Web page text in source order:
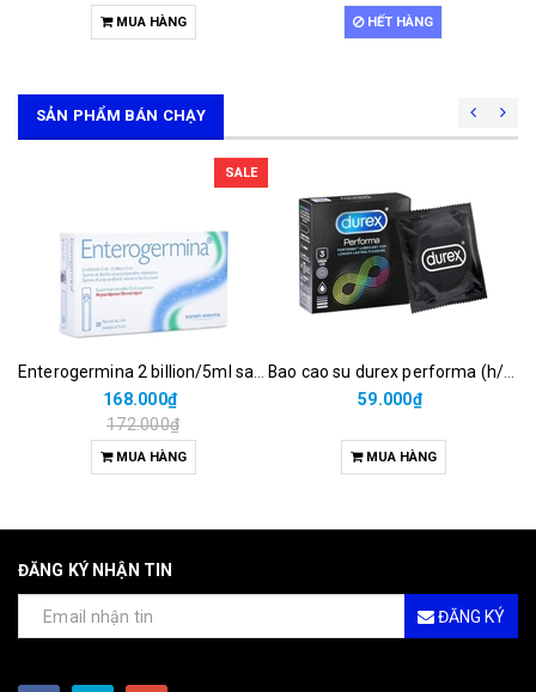
MUA HÀNG HẾT HÀNG
SẢN PHẨM BÁN CHẠY
SALE
168.000₫
172.000₫
MUA HÀNG
59.000₫
MUA HÀNG
ĐĂNG KÝ NHẬN TIN
ĐĂNG KÝ